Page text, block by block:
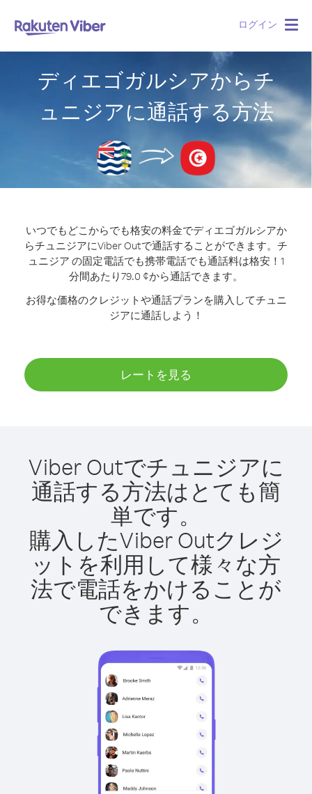
ログイン
ディエゴガルシアからチ
ュニジアに通話する方法
いつでもどこからでも格安の料金でディエゴガルシアか
らチュニジアにViber Outで通話することができます。 チ
ュニジア の固定電話でも携帯電話でも通話料は格安！1
分間あたり79.0 ¢から通話できます。
お得な価格のクレジットや通話プランを購入してチュニ
ジアに通話しよう！
レートを見る
Viber Outでチュニジアに
通話する方法はとても簡
単です。
購入したViber Outクレジ
ットを利用して様々な方
法で電話をかけることが
できます。